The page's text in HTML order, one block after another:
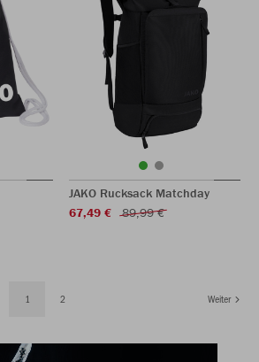
JAKO Rucksack Matchday
67,49 €
89,99 €
1 2 Weiter